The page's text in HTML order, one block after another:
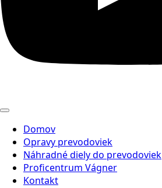
Domov
Opravy prevodoviek
Náhradné diely do prevodoviek
Proficentrum Vágner
Kontakt